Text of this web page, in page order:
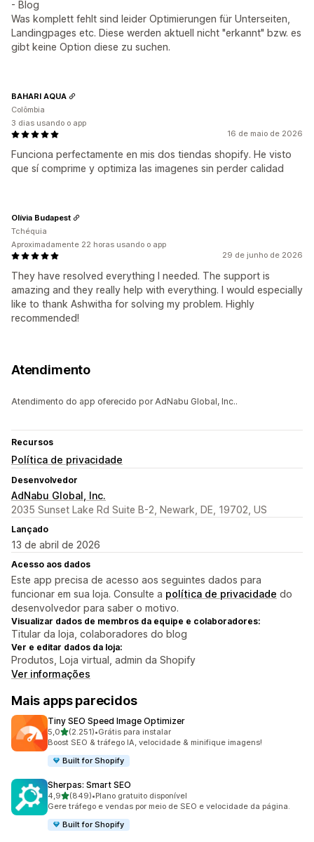
- Blog
Was komplett fehlt sind leider Optimierungen für Unterseiten,
Landingpages etc. Diese werden aktuell nicht "erkannt" bzw. es
gibt keine Option diese zu suchen.
16 de maio de 2026
Funciona perfectamente en mis dos tiendas shopify. He visto
que sí comprime y optimiza las imagenes sin perder calidad
BAHARI AQUA
Colômbia
3 dias usando o app
29 de junho de 2026
They have resolved everything I needed. The support is
amazing and they really help with everything. I would especially
like to thank Ashwitha for solving my problem. Highly
recommended!
Olívia Budapest
Tchéquia
Aproximadamente 22 horas usando o app
Atendimento
Atendimento do app oferecido por AdNabu Global, Inc..
Recursos
Política de privacidade
Desenvolvedor
AdNabu Global, Inc.
2035 Sunset Lake Rd Suite B-2, Newark, DE, 19702, US
Lançado
13 de abril de 2026
Acesso aos dados
Este app precisa de acesso aos seguintes dados para
funcionar em sua loja. Consulte a política de privacidade do
desenvolvedor para saber o motivo.
Visualizar dados de membros da equipe e colaboradores:
Titular da loja, colaboradores do blog
Ver e editar dados da loja:
Produtos, Loja virtual, admin da Shopify
Ver informações
Mais apps parecidos
Tiny SEO Speed Image Optimizer
5,0de 5 estrelas
(2.251)
2251 avaliações ao todo
•Grátis para instalar
Boost SEO & tráfego IA, velocidade & minifique imagens!
Built for Shopify
Sherpas: Smart SEO
4,9de 5 estrelas
(849)
849 avaliações ao todo
•Plano gratuito disponível
Gere tráfego e vendas por meio de SEO e velocidade da página.
Built for Shopify